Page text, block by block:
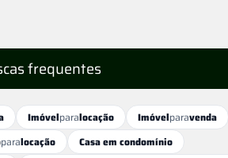
frequentes
Imóvelparalocação Imóvelparavenda
paralocação
Casa em condomínio